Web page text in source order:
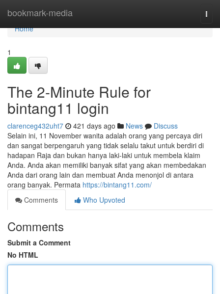
bookmark-media
Home
Home
1
The 2-Minute Rule for
bintang11 login
clarenceg432uht7 421 days ago News
Discuss
Selain ini, 11 November wanita adalah orang yang percaya diri
dan sangat berpengaruh yang tidak selalu takut untuk berdiri di
hadapan Raja dan bukan hanya laki-laki untuk membela klaim
Anda. Anda akan memiliki banyak sifat yang akan membedakan
Anda dari orang lain dan membuat Anda menonjol di antara
orang banyak. Permata https://bintang11.com/
Comments
Who Upvoted
Comments
Submit a Comment
No HTML